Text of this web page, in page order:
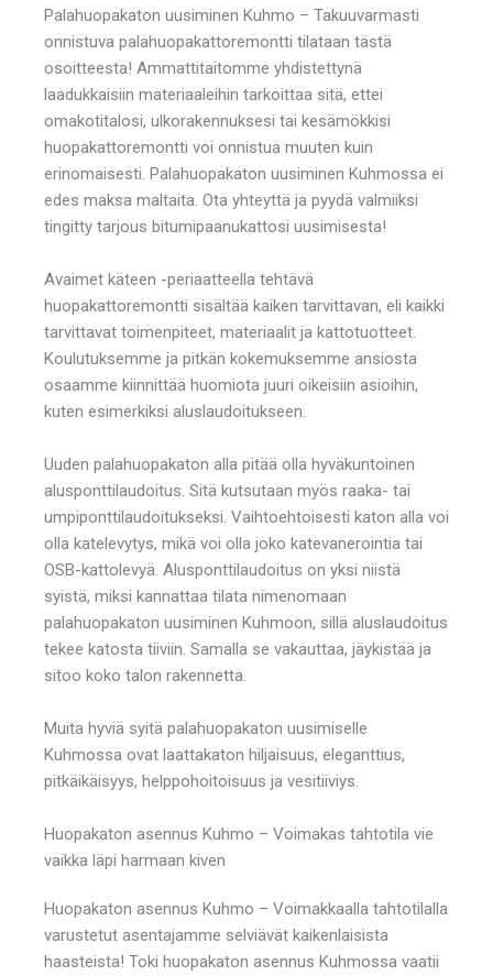
Palahuopakaton uusiminen Kuhmo – Takuuvarmasti
onnistuva palahuopakattoremontti tilataan tästä
osoitteesta! Ammattitaitomme yhdistettynä
laadukkaisiin materiaaleihin tarkoittaa sitä, ettei
omakotitalosi, ulkorakennuksesi tai kesämökkisi
huopakattoremontti voi onnistua muuten kuin
erinomaisesti. Palahuopakaton uusiminen Kuhmossa ei
edes maksa maltaita. Ota yhteyttä ja pyydä valmiiksi
tingitty tarjous bitumipaanukattosi uusimisesta!
Avaimet käteen -periaatteella tehtävä
huopakattoremontti sisältää kaiken tarvittavan, eli kaikki
tarvittavat toimenpiteet, materiaalit ja kattotuotteet.
Koulutuksemme ja pitkän kokemuksemme ansiosta
osaamme kiinnittää huomiota juuri oikeisiin asioihin,
kuten esimerkiksi aluslaudoitukseen.
Uuden palahuopakaton alla pitää olla hyväkuntoinen
alusponttilaudoitus. Sitä kutsutaan myös raaka- tai
umpiponttilaudoitukseksi. Vaihtoehtoisesti katon alla voi
olla katelevytys, mikä voi olla joko katevanerointia tai
OSB-kattolevyä. Alusponttilaudoitus on yksi niistä
syistä, miksi kannattaa tilata nimenomaan
palahuopakaton uusiminen Kuhmoon, sillä aluslaudoitus
tekee katosta tiiviin. Samalla se vakauttaa, jäykistää ja
sitoo koko talon rakennetta.
Muita hyviä syitä palahuopakaton uusimiselle
Kuhmossa ovat laattakaton hiljaisuus, eleganttius,
pitkäikäisyys, helppohoitoisuus ja vesitiiviys.
Huopakaton asennus Kuhmo – Voimakas tahtotila vie
vaikka läpi harmaan kiven
Huopakaton asennus Kuhmo – Voimakkaalla tahtotilalla
varustetut asentajamme selviävät kaikenlaisista
haasteista! Toki huopakaton asennus Kuhmossa vaatii